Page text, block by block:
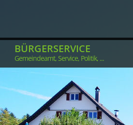
BÜRGERSERVICE
Gemeindeamt, Service, Politik, ...